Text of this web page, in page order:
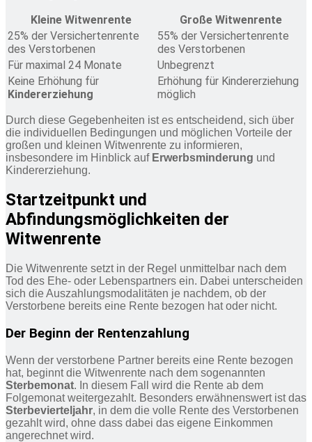
Kleine Witwenrente
Große Witwenrente
25% der Versichertenrente
des Verstorbenen
55% der Versichertenrente
des Verstorbenen
Für maximal 24 Monate
Unbegrenzt
Keine Erhöhung für
Kindererziehung
Erhöhung für Kindererziehung
möglich
Durch diese Gegebenheiten ist es entscheidend, sich über
die individuellen Bedingungen und möglichen Vorteile der
großen und kleinen Witwenrente zu informieren,
insbesondere im Hinblick auf Erwerbsminderung und
Kindererziehung.
Startzeitpunkt und
Abfindungsmöglichkeiten der
Witwenrente
Die Witwenrente setzt in der Regel unmittelbar nach dem
Tod des Ehe- oder Lebenspartners ein. Dabei unterscheiden
sich die Auszahlungsmodalitäten je nachdem, ob der
Verstorbene bereits eine Rente bezogen hat oder nicht.
Der Beginn der Rentenzahlung
Wenn der verstorbene Partner bereits eine Rente bezogen
hat, beginnt die Witwenrente nach dem sogenannten
Sterbemonat. In diesem Fall wird die Rente ab dem
Folgemonat weitergezahlt. Besonders erwähnenswert ist das
Sterbevierteljahr, in dem die volle Rente des Verstorbenen
gezahlt wird, ohne dass dabei das eigene Einkommen
angerechnet wird.